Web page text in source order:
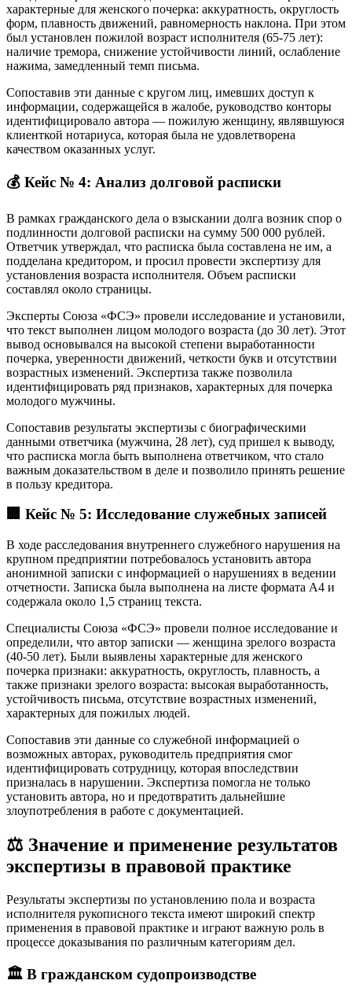
характерные для женского почерка: аккуратность, округлость
форм, плавность движений, равномерность наклона. При этом
был установлен пожилой возраст исполнителя (65-75 лет):
наличие тремора, снижение устойчивости линий, ослабление
нажима, замедленный темп письма.
Сопоставив эти данные с кругом лиц, имевших доступ к
информации, содержащейся в жалобе, руководство конторы
идентифицировало автора — пожилую женщину, являвшуюся
клиенткой нотариуса, которая была не удовлетворена
качеством оказанных услуг.
💰 Кейс № 4: Анализ долговой расписки
В рамках гражданского дела о взыскании долга возник спор о
подлинности долговой расписки на сумму 500 000 рублей.
Ответчик утверждал, что расписка была составлена не им, а
подделана кредитором, и просил провести экспертизу для
установления возраста исполнителя. Объем расписки
составлял около страницы.
Эксперты Союза «ФСЭ» провели исследование и установили,
что текст выполнен лицом молодого возраста (до 30 лет). Этот
вывод основывался на высокой степени выработанности
почерка, уверенности движений, четкости букв и отсутствии
возрастных изменений. Экспертиза также позволила
идентифицировать ряд признаков, характерных для почерка
молодого мужчины.
Сопоставив результаты экспертизы с биографическими
данными ответчика (мужчина, 28 лет), суд пришел к выводу,
что расписка могла быть выполнена ответчиком, что стало
важным доказательством в деле и позволило принять решение
в пользу кредитора.
🏢 Кейс № 5: Исследование служебных записей
В ходе расследования внутреннего служебного нарушения на
крупном предприятии потребовалось установить автора
анонимной записки с информацией о нарушениях в ведении
отчетности. Записка была выполнена на листе формата А4 и
содержала около 1,5 страниц текста.
Специалисты Союза «ФСЭ» провели полное исследование и
определили, что автор записки — женщина зрелого возраста
(40-50 лет). Были выявлены характерные для женского
почерка признаки: аккуратность, округлость, плавность, а
также признаки зрелого возраста: высокая выработанность,
устойчивость письма, отсутствие возрастных изменений,
характерных для пожилых людей.
Сопоставив эти данные со служебной информацией о
возможных авторах, руководитель предприятия смог
идентифицировать сотрудницу, которая впоследствии
призналась в нарушении. Экспертиза помогла не только
установить автора, но и предотвратить дальнейшие
злоупотребления в работе с документацией.
⚖️ Значение и применение результатов
экспертизы в правовой практике
Результаты экспертизы по установлению пола и возраста
исполнителя рукописного текста имеют широкий спектр
применения в правовой практике и играют важную роль в
процессе доказывания по различным категориям дел.
🏛️ В гражданском судопроизводстве